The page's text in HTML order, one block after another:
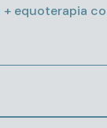
equoterapia